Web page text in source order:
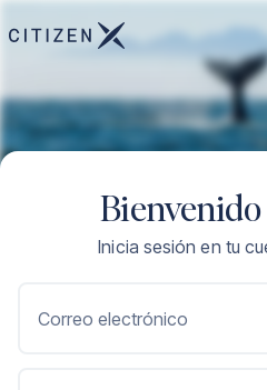
Bienvenido
Inicia sesión en tu
Correo electrónico